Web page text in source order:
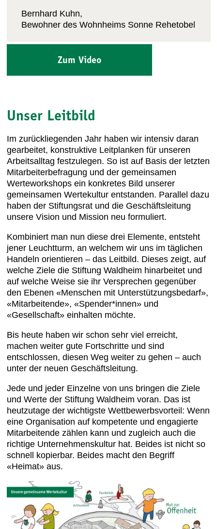
Bernhard Kuhn,
Bewohner des Wohnheims Sonne Rehetobel
Zum Video
Unser Leitbild
Im zurückliegenden Jahr haben wir intensiv daran
gearbeitet, konstruktive Leitplanken für unseren
Arbeitsalltag festzulegen. So ist auf Basis der letzten
Mitarbeiterbefragung und der gemeinsamen
Werteworkshops ein konkretes Bild unserer
gemeinsamen Wertekultur entstanden. Parallel dazu
haben der Stiftungsrat und die Geschäftsleitung
unsere Vision und Mission neu formuliert.
Kombiniert man nun diese drei Elemente, entsteht
jener Leuchtturm, an welchem wir uns im täglichen
Handeln orientieren – das Leitbild. Dieses zeigt, auf
welche Ziele die Stiftung Waldheim hinarbeitet und
auf welche Weise sie ihr Versprechen gegenüber
den Ebenen «Menschen mit Unterstützungsbedarf»,
«Mitarbeitende», «Spender*innen» und
«Gesellschaft» einhalten möchte.
Bis heute haben wir schon sehr viel erreicht,
machen weiter gute Fortschritte und sind
entschlossen, diesen Weg weiter zu gehen – auch
unter der neuen Geschäftsleitung.
Jede und jeder Einzelne von uns bringen die Ziele
und Werte der Stiftung Waldheim voran. Das ist
heutzutage der wichtigste Wettbewerbsvorteil: Wenn
eine Organisation auf kompetente und engagierte
Mitarbeitende zählen kann und zugleich auch die
richtige Unternehmenskultur hat. Beides ist nicht so
schnell kopierbar. Beides macht den Begriff
«Heimat» aus.